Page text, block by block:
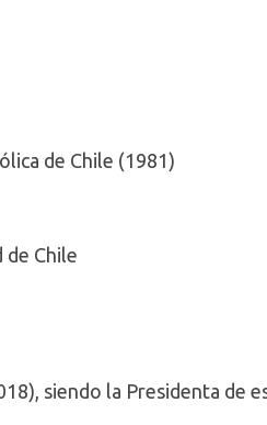
de Chile (1981)
de Chile
siendo la Presidenta de